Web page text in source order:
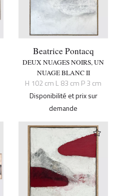
Beatrice Pontacq
DEUX NUAGES NOIRS, UN
NUAGE BLANC II
H 102 cm L 83 cm P 3 cm
Disponibilité et prix sur
demande